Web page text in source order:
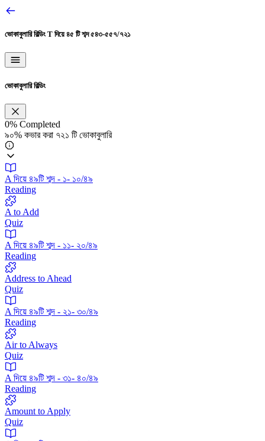
ভোকাবুলারি বিল্ডিংT দিয়ে ৪৫ টি শব্দ ৫৪৩-৫৫৭/৭২১
ভোকাবুলারি বিল্ডিং
0% Completed
৯০% কভার করা ৭২১ টি ভোকাবুলারি
A দিয়ে ৪৯টি শব্দ - ১- ১০/৪৯
Reading
A to Add
Quiz
A দিয়ে ৪৯টি শব্দ - ১১- ২০/৪৯
Reading
Address to Ahead
Quiz
A দিয়ে ৪৯টি শব্দ - ২১- ৩০/৪৯
Reading
Air to Always
Quiz
A দিয়ে ৪৯টি শব্দ - ৩১- ৪০/৪৯
Reading
Amount to Apply
Quiz